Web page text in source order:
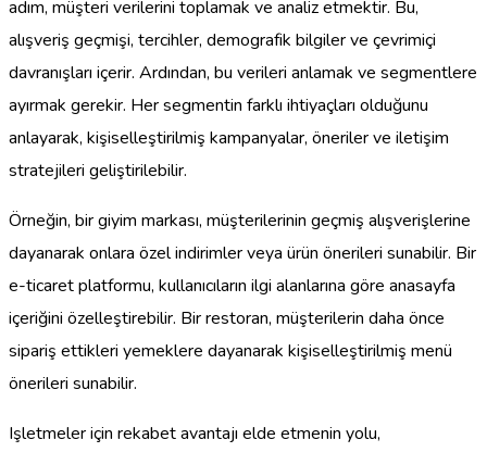
adım, müşteri verilerini toplamak ve analiz etmektir. Bu,
alışveriş geçmişi, tercihler, demografik bilgiler ve çevrimiçi
davranışları içerir. Ardından, bu verileri anlamak ve segmentlere
ayırmak gerekir. Her segmentin farklı ihtiyaçları olduğunu
anlayarak, kişiselleştirilmiş kampanyalar, öneriler ve iletişim
stratejileri geliştirilebilir.
Örneğin, bir giyim markası, müşterilerinin geçmiş alışverişlerine
dayanarak onlara özel indirimler veya ürün önerileri sunabilir. Bir
e-ticaret platformu, kullanıcıların ilgi alanlarına göre anasayfa
içeriğini özelleştirebilir. Bir restoran, müşterilerin daha önce
sipariş ettikleri yemeklere dayanarak kişiselleştirilmiş menü
önerileri sunabilir.
Işletmeler için rekabet avantajı elde etmenin yolu,